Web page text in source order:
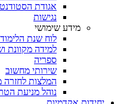
אגודת
נגישות
מידע שימושי
לוח שנת
למידה מקוונת
ספריה
שירותי מחשוב
המלצות
נוהל מניעת